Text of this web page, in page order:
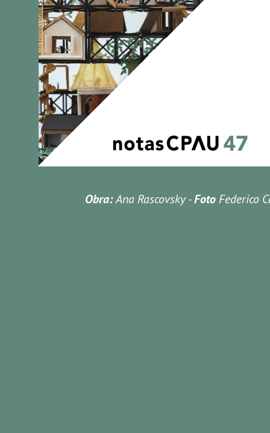
Obra:Ana Rascovsky-Foto Federico